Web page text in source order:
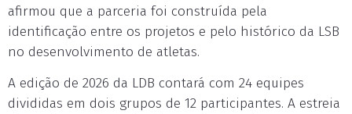
afirmou que a parceria foi construída pela
identificação entre os projetos e pelo histórico da LSB
no desenvolvimento de atletas.
A edição de 2026 da LDB contará com 24 equipes
divididas em dois grupos de 12 participantes. A estreia